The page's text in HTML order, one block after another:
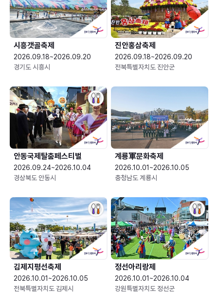
시흥갯골축제
2026.09.18~2026.09.20
경기도 시흥시
진안홍삼축제
2026.09.18~2026.09.20
전북특별자치도 진안군
안동국제탈춤페스티벌
2026.09.24~2026.10.04
경상북도 안동시
2026.10.01~2026.10.05
충청남도 계룡시
김제지평선축제
2026.10.01~2026.10.05
전북특별자치도 김제시
정선아리랑제
2026.10.01~2026.10.04
강원특별자치도 정선군